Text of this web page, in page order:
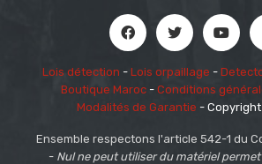
Lois détection - Lois orpaillage -
Boutique Maroc - Conditions
Modalités de Garantie - Copyright
Ensemble respectons l'article 542-1 du
- Nul ne peut utiliser du matériel